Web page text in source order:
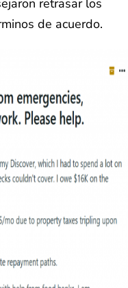
de acuerdo.